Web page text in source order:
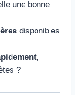
une bonne
disponibles
,
?